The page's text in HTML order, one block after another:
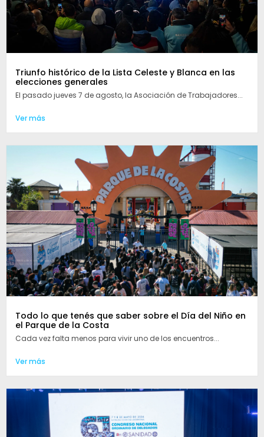
Triunfo histórico de la Lista Celeste y Blanca en las
elecciones generales
El pasado jueves 7 de agosto, la Asociación de Trabajadores...
Ver más
Todo lo que tenés que saber sobre el Día del Niño en
el Parque de la Costa
Cada vez falta menos para vivir uno de los encuentros...
Ver más